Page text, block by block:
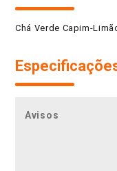
Chá Verde Capim-
Avisos